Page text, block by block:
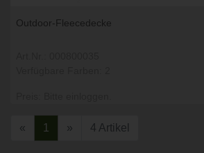
Outdoor-Fleecedecke
« 1 » 4 Artikel